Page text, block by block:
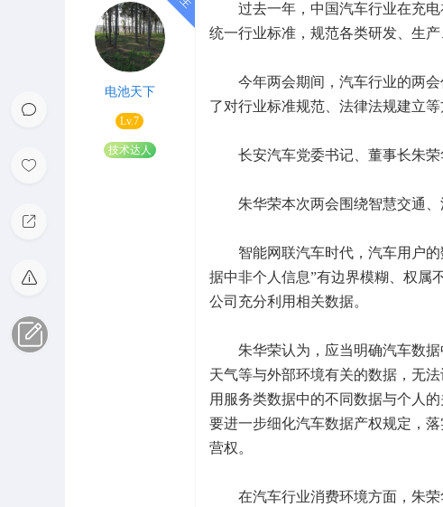
电池天下
Lv.7
技术达人
过去一年，中国汽车行业在充电
统一行业标准，规范各类研发、生产
今年两会期间，汽车行业的两会
了对行业标准规范、法律法规建立
长安汽车党委书记、董事长朱荣
朱华荣本次两会围绕智慧交通、
智能网联汽车时代，汽车用户的
据中非个人信息”有边界模糊、权属
公司充分利用相关数据。
朱华荣认为，应当明确汽车数据
天气等与外部环境有关的数据，无
用服务类数据中的不同数据与个人
要进一步细化汽车数据产权规定，
营权。
在汽车行业消费环境方面，朱荣